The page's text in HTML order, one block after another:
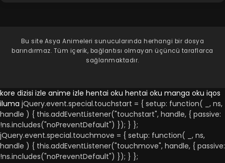
Bu site Asya Animeleri sunucularında herhangi bir dosya
barındırmaz. Tüm içerik, bağlantısı olmayan üçüncü taraflarca
sağlanmaktadır.
kore dizisi izle anime izle hentai oku hentai oku manga oku iqos
iluma jQuery.event.special.touchstart = { setup: function( _, ns,
handle ) { this.addEventListener("touchstart", handle, { passive:
!ns.includes("noPreventDefault") }); } };
jQuery.event.special.touchmove = { setup: function( _, ns,
handle ) { this.addEventListener("touchmove", handle, { passive:
!ns.includes("noPreventDefault") }); } };